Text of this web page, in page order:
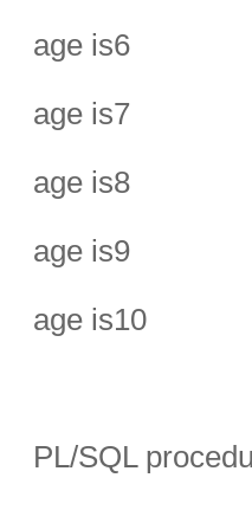
age is6
age is7
age is8
age is9
age is10
PL/SQL